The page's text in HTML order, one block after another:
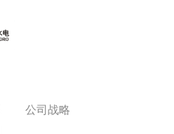
公司战略